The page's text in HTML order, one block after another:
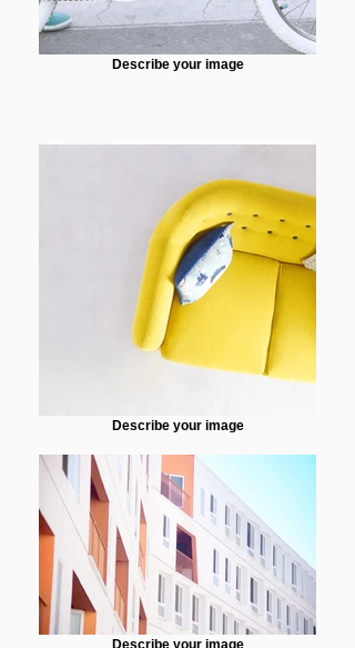
Describe your image
Describe your image
Describe your image